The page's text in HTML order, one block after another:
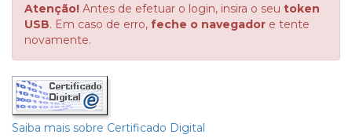
Atenção! Antes de efetuar o login, insira o seu token
USB. Em caso de erro, feche o navegador e tente
novamente.
Saiba mais sobre Certificado Digital